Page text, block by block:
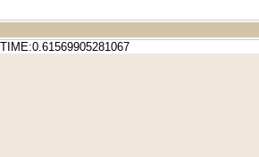
TIME:0.61569905281067